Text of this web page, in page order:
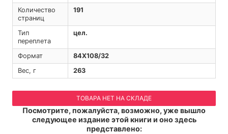
Количество
страниц
191
Тип
переплета
цел.
Формат
84Х108/32
Вес, г
263
ТОВАРА НЕТ НА СКЛАДЕ
Посмотрите, пожалуйста, возможно, уже вышло
следующее издание этой книги и оно здесь
представлено: